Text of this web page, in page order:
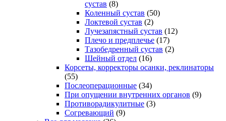
сустав (8)
Коленный сустав (50)
Локтевой сустав (2)
Лучезапястный сустав (12)
Плечо и предплечье (17)
Тазобедренный сустав (2)
Шейный отдел (16)
Корсеты, корректоры осанки, реклинаторы
(55)
Послеоперационные (34)
При опущении внутренних органов (9)
Противорадикулитные (3)
Согревающий (9)